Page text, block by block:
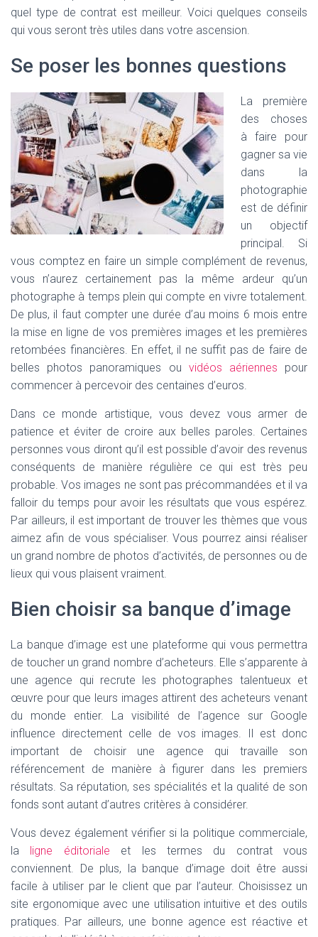
quel type de contrat est meilleur. Voici quelques conseils
qui vous seront très utiles dans votre ascension.
Se poser les bonnes questions
La première
des choses
à faire pour
gagner sa vie
dans la
photographie
est de définir
un objectif
principal. Si
vous comptez en faire un simple complément de revenus,
vous n’aurez certainement pas la même ardeur qu’un
photographe à temps plein qui compte en vivre totalement.
De plus, il faut compter une durée d’au moins 6 mois entre
la mise en ligne de vos premières images et les premières
retombées financières. En effet, il ne suffit pas de faire de
belles photos panoramiques ou vidéos aériennes pour
commencer à percevoir des centaines d’euros.
Dans ce monde artistique, vous devez vous armer de
patience et éviter de croire aux belles paroles. Certaines
personnes vous diront qu’il est possible d’avoir des revenus
conséquents de manière régulière ce qui est très peu
probable. Vos images ne sont pas précommandées et il va
falloir du temps pour avoir les résultats que vous espérez.
Par ailleurs, il est important de trouver les thèmes que vous
aimez afin de vous spécialiser. Vous pourrez ainsi réaliser
un grand nombre de photos d’activités, de personnes ou de
lieux qui vous plaisent vraiment.
Bien choisir sa banque d’image
La banque d’image est une plateforme qui vous permettra
de toucher un grand nombre d’acheteurs. Elle s’apparente à
une agence qui recrute les photographes talentueux et
œuvre pour que leurs images attirent des acheteurs venant
du monde entier. La visibilité de l’agence sur Google
influence directement celle de vos images. Il est donc
important de choisir une agence qui travaille son
référencement de manière à figurer dans les premiers
résultats. Sa réputation, ses spécialités et la qualité de son
fonds sont autant d’autres critères à considérer.
Vous devez également vérifier si la politique commerciale,
la ligne éditoriale et les termes du contrat vous
conviennent. De plus, la banque d’image doit être aussi
facile à utiliser par le client que par l’auteur. Choisissez un
site ergonomique avec une utilisation intuitive et des outils
pratiques. Par ailleurs, une bonne agence est réactive et